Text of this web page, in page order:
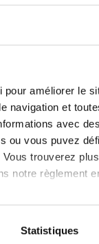
améliorer le
navigation et
avec
ou vous puvez
trouverez
notre règlement
Statistiques